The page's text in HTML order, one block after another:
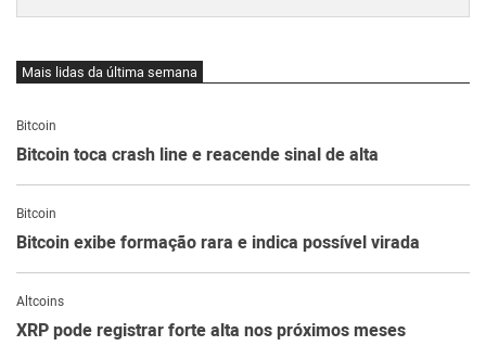
Mais lidas da última semana
Bitcoin
Bitcoin toca crash line e reacende sinal de alta
Bitcoin
Bitcoin exibe formação rara e indica possível virada
Altcoins
XRP pode registrar forte alta nos próximos meses